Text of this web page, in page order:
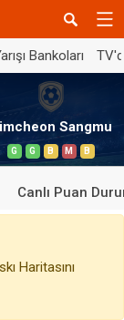
Bankoları
Sangmu
G G B M B
Canlı Puan
Haritasını